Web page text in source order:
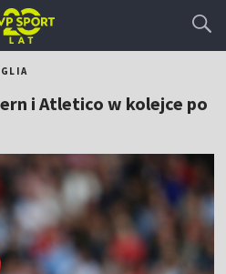
i Atletico w kolejce po